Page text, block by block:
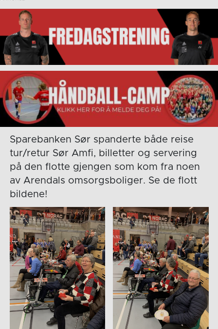
Sparebanken Sør spanderte både reise
tur/retur Sør Amfi, billetter og servering
på den flotte gjengen som kom fra noen
av Arendals omsorgsboliger. Se de flott
bildene!